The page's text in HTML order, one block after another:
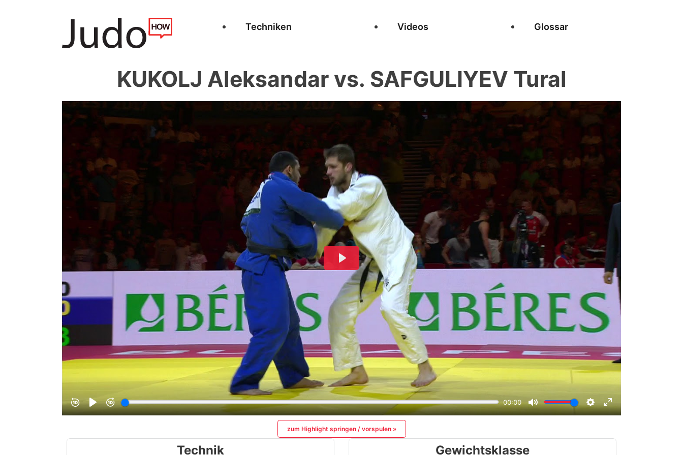
Techniken Videos Glossar
KUKOLJ Aleksandar vs. SAFGULIYEV Tural
zum Highlight springen / vorspulen »
Technik Gewichtsklasse